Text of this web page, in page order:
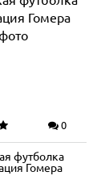
0
футболка
Гомера